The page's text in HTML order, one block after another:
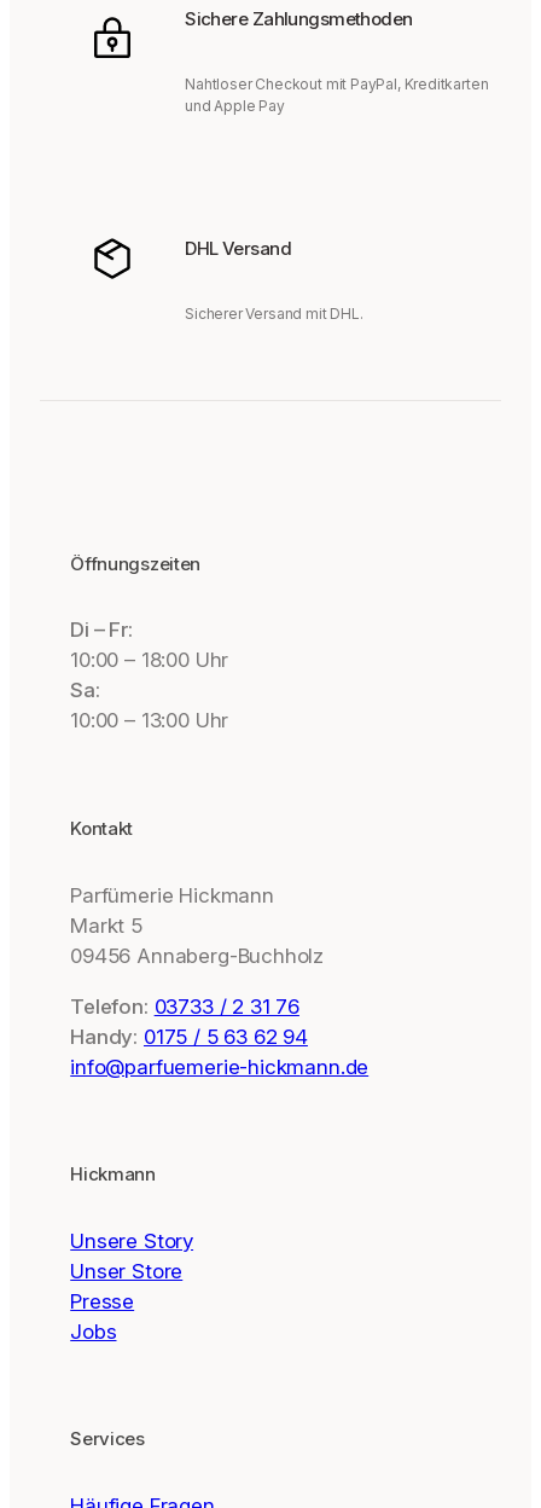
Sichere Zahlungsmethoden
Nahtloser Checkout mit PayPal, Kreditkarten
und Apple Pay
DHL Versand
Sicherer Versand mit DHL.
Öffnungszeiten
Di – Fr:
10:00 – 18:00 Uhr
Sa:
10:00 – 13:00 Uhr
Kontakt
Parfümerie Hickmann
Markt 5
09456 Annaberg-Buchholz
Telefon: 03733 / 2 31 76
Handy: 0175 / 5 63 62 94
info@parfuemerie-hickmann.de
Hickmann
Unsere Story
Unser Store
Presse
Jobs
Services